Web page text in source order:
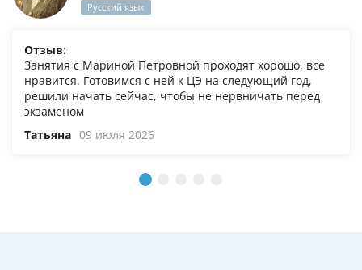
Русский язык
Отзыв:
Занятия с Мариной Петровной проходят хорошо, все
нравится. Готовимся с ней к ЦЭ на следующий год,
решили начать сейчас, чтобы не нервничать перед
экзаменом
Татьяна 09 июля 2026